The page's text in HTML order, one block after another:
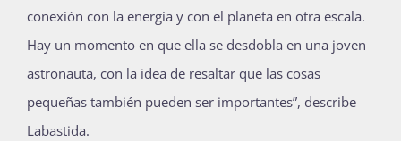
conexión con la energía y con el planeta en otra escala.
Hay un momento en que ella se desdobla en una joven
astronauta, con la idea de resaltar que las cosas
pequeñas también pueden ser importantes”, describe
Labastida.